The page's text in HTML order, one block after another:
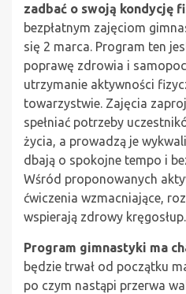
zadbać o swoją kondycję
bezpłatnym zajęciom
się 2 marca. Program ten
poprawę zdrowia i
utrzymanie aktywności
towarzystwie. Zajęcia
spełniać potrzeby
życia, a prowadzą je
dbają o spokojne tempo i
Wśród proponowanych
ćwiczenia wzmacniające,
wspierają zdrowy kręgosłup.
Program gimnastyki ma
będzie trwał od początku
po czym nastąpi przerwa